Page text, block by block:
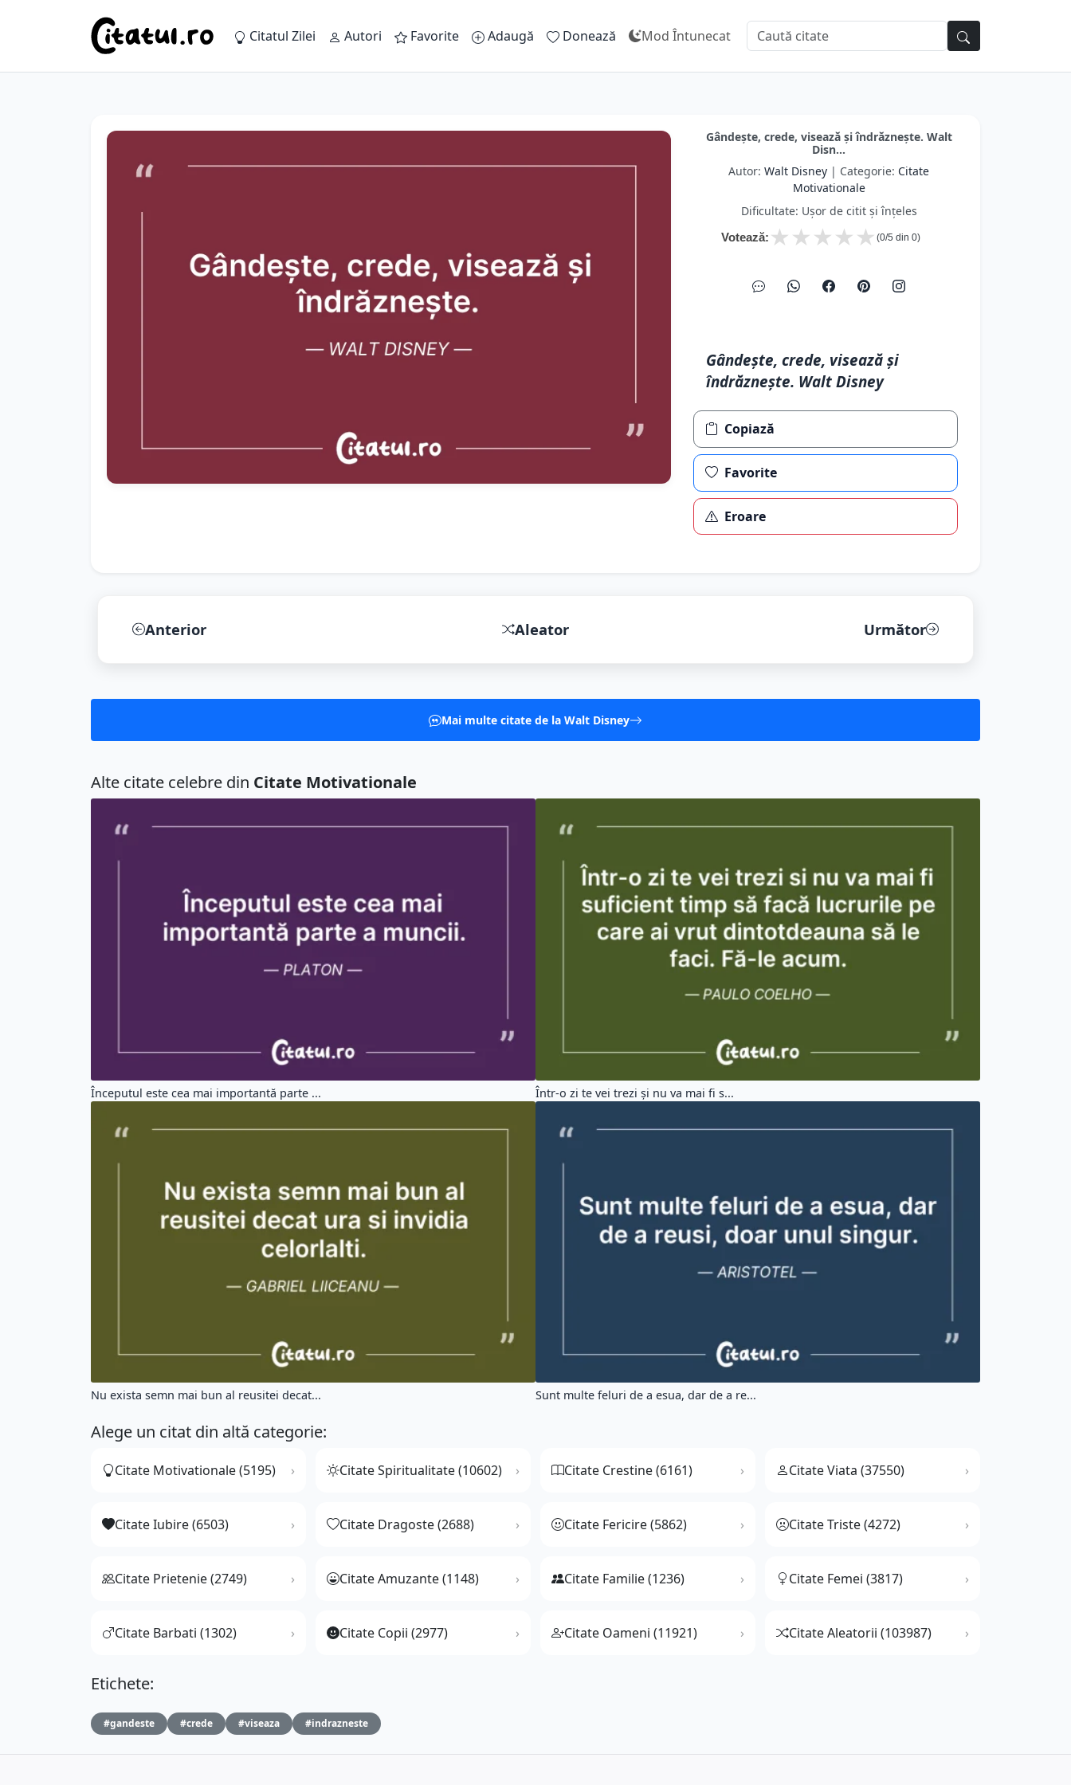
Citatul Zilei Autori Favorite Adaugă Donează Mod Întunecat
Gândește, crede, visează și îndrăznește. Walt
Disn...
Autor: Walt Disney | Categorie: Citate
Motivationale
Dificultate: Ușor de citit și înțeles
Votează: ★
★
★
★
★ (0/5 din 0)
Gândește, crede, visează și
îndrăznește. Walt Disney
Copiază
Favorite
Eroare
Anterior Aleator Următor
Mai multe citate de la Walt Disney
Alte citate celebre din Citate Motivationale
Începutul este cea mai importantă parte ... Într-o zi te vei trezi și nu va mai fi s...
Nu exista semn mai bun al reusitei decat... Sunt multe feluri de a esua, dar de a re...
Alege un citat din altă categorie:
Citate Motivationale (5195) Citate Spiritualitate (10602) Citate Crestine (6161) Citate Viata (37550)
Citate Iubire (6503) Citate Dragoste (2688) Citate Fericire (5862) Citate Triste (4272)
Citate Prietenie (2749) Citate Amuzante (1148) Citate Familie (1236) Citate Femei (3817)
Citate Barbati (1302) Citate Copii (2977) Citate Oameni (11921) Citate Aleatorii (103987)
Etichete:
#gandeste #crede #viseaza #indrazneste